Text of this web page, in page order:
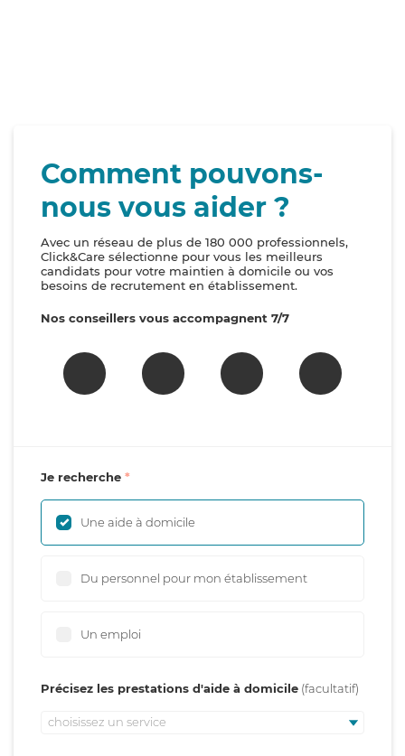
Comment pouvons-
nous vous aider ?
Avec un réseau de plus de 180 000 professionnels,
Click&Care sélectionne pour vous les meilleurs
candidats pour votre maintien à domicile ou vos
besoins de recrutement en établissement.
Nos conseillers vous accompagnent 7/7
Je recherche
Une aide à domicile
Du personnel pour mon établissement
Un emploi
Précisez les prestations d'aide à domicile
choisissez un service